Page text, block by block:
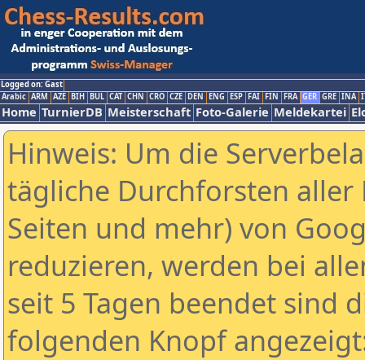
Logged on: Gast
Arabic ARM AZE BIH BUL CAT CHN CRO CZE DEN ENG ESP FAI FIN FRA GER GRE INA
Home TurnierDB Meisterschaft Foto-Galerie Meldekartei
Hinweis: Um die
tägliche Durchforsten aller
Seiten und mehr) von
reduzieren, werden bei
seit 5 Tagen beendet sind
folgenden Knopf